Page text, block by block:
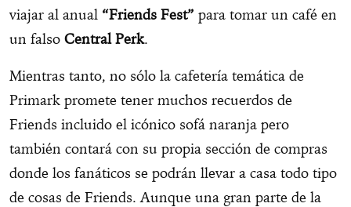
viajar al anual “Friends Fest” para tomar un café en
un falso Central Perk.
Mientras tanto, no sólo la cafetería temática de
Primark promete tener muchos recuerdos de
Friends incluido el icónico sofá naranja pero
también contará con su propia sección de compras
donde los fanáticos se podrán llevar a casa todo tipo
de cosas de Friends. Aunque una gran parte de la